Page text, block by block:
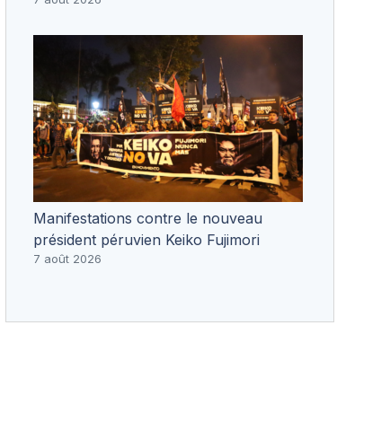
Manifestations contre le nouveau
président péruvien Keiko Fujimori
7 août 2026